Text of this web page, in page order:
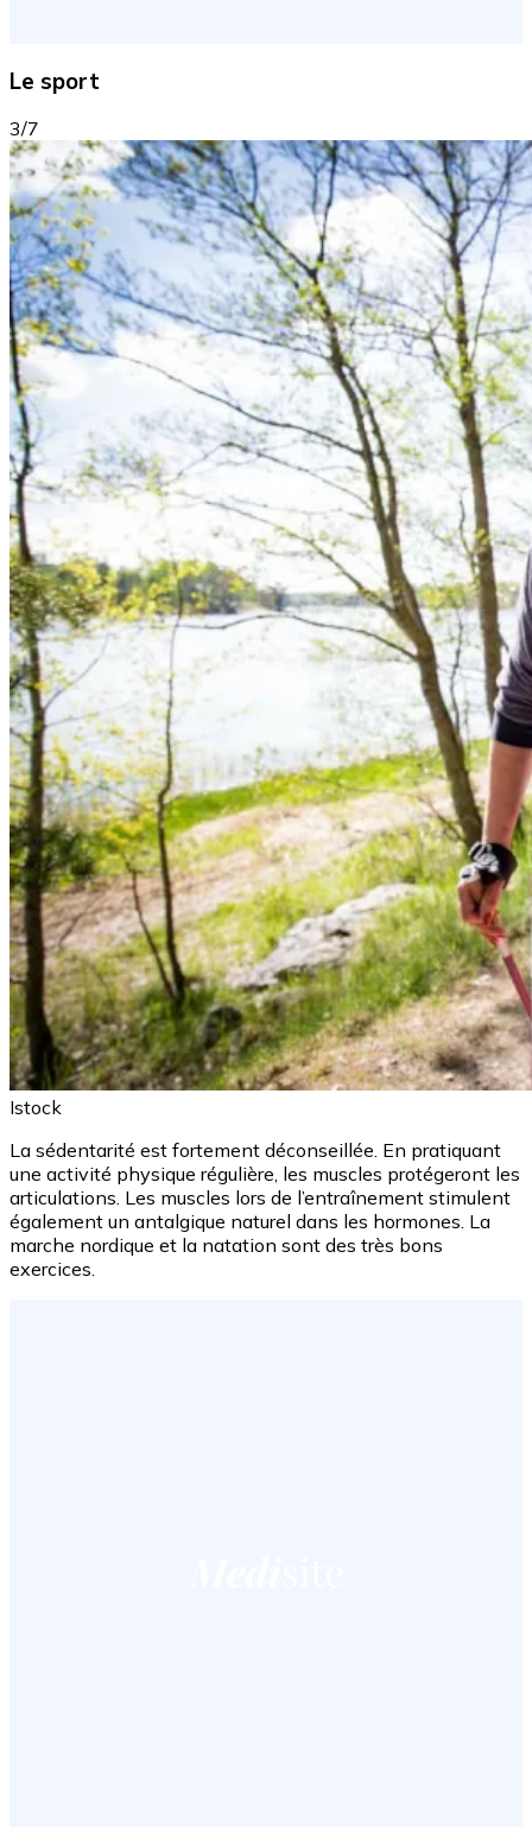
Le sport
3/7
Istock
La sédentarité est fortement déconseillée. En pratiquant
une activité physique régulière, les muscles protégeront les
articulations. Les muscles lors de l’entraînement stimulent
également un antalgique naturel dans les hormones. La
marche nordique et la natation sont des très bons
exercices.